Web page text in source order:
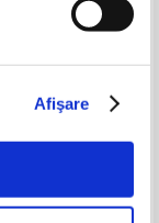
Afişare
2)
6,50Lei
coș
- Voi muri in